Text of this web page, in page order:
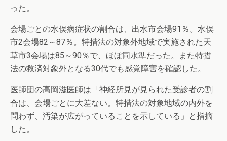
った。
会場ごとの水俣病症状の割合は、出水市会場91％。水俣
市2会場82～87％。特措法の対象外地域で実施された天
草市3会場は85～90％で、ほぼ同水準だった。また特措
法の救済対象外となる30代でも感覚障害を確認した。
医師団の高岡滋医師は「神経所見が見られた受診者の割
合は、会場ごとに大差ない。特措法の対象地域の内外を
問わず、汚染が広がっていることを示している」と指摘
した。